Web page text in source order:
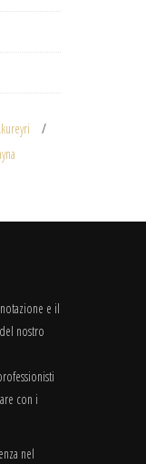
e il
nostro
con i
nel